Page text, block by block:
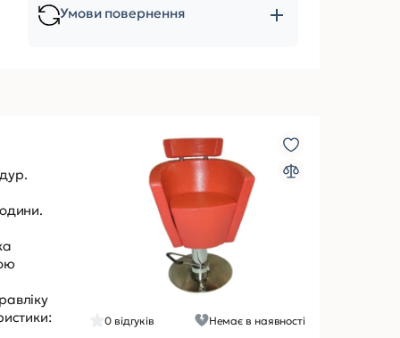
Умови повернення
0 відгуків
Немає в наявності